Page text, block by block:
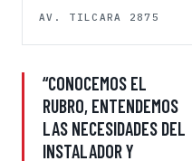
AV. TILCARA 2875
“CONOCEMOS EL
RUBRO, ENTENDEMOS
LAS NECESIDADES DEL
INSTALADOR Y